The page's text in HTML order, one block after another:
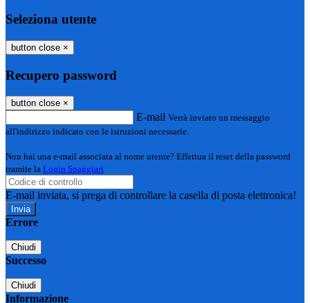
Seleziona utente
button close ×
Recupero password
button close ×
E-mail Verrà inviato un messaggio
all'indirizzo indicato con le istruzioni necessarie.
Non hai una e-mail associata al nome utente? Effettua il reset della password
tramite la Login Spaggiari
E-mail inviata, si prega di controllare la casella di posta elettronica!
Errore
Chiudi
Successo
Chiudi
Informazione